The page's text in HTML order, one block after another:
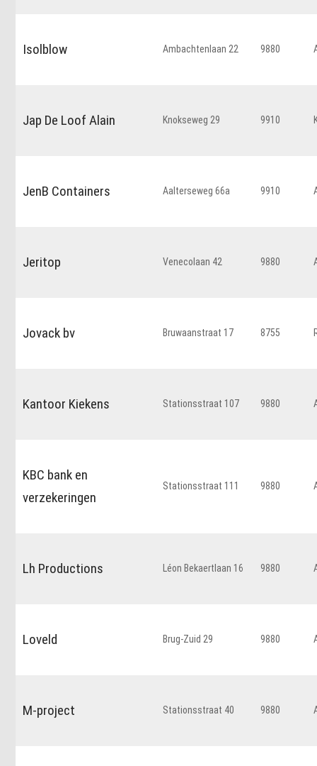
Isolblow Ambachtenlaan 22 9880
Jap De Loof Alain Knokseweg 29 9910
JenB Containers Aalterseweg 66a 9910
Jeritop Venecolaan 42 9880
Jovack bv Bruwaanstraat 17 8755
Kantoor Kiekens Stationsstraat 107 9880
KBC bank en
verzekeringen
Stationsstraat 111 9880
Lh Productions Léon Bekaertlaan 16 9880
Loveld Brug-Zuid 29 9880
M-project Stationsstraat 40 9880